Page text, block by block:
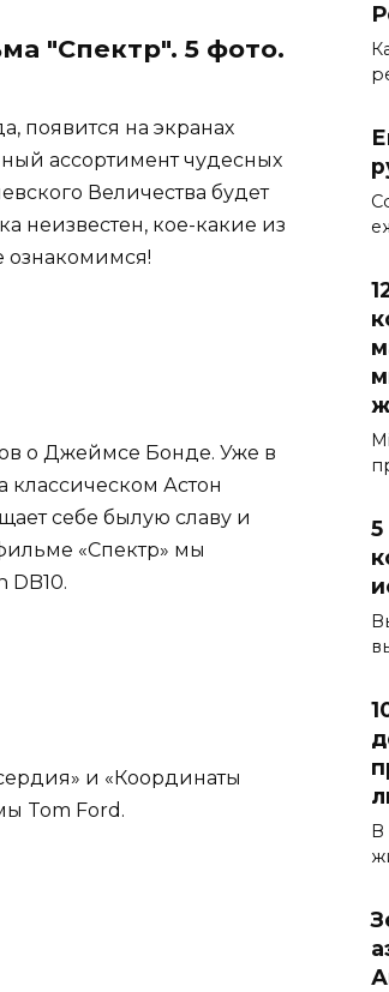
"Спектр". 5 фото.
появится на экранах
ассортимент чудесных
Величества будет
неизвестен, кое-какие из
ознакомимся!
о Джеймсе Бонде. Уже в
классическом Астон
себе былую славу и
«Спектр» мы
и «Координаты
Tom Ford.
В